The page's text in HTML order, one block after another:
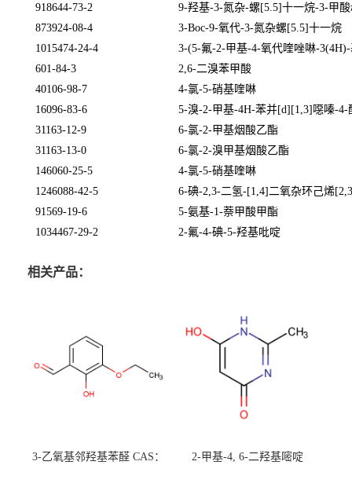
918644-73-2
9-羟基-3-氮杂-螺[5.5]十一烷-3-甲
873924-08-4
3-Boc-9-氧代-3-氮杂螺[5.5]十一烷
1015474-24-4
3-(5-氟-2-甲基-4-氧代喹唑啉-3(4H)-
601-84-3
2,6-二溴苯甲酸
40106-98-7
4-氯-5-硝基喹啉
16096-83-6
5-溴-2-甲基-4H-苯并[d][1,3] 噁嗪-4-
31163-12-9
6-氯-2-甲基烟酸乙酯
31163-13-0
6-氯-2-溴甲基烟酸乙酯
146060-25-5
4-氯-5-硝基喹啉
1246088-42-5
6-碘-2,3-二氢-[1,4]二氧杂环己烯
91569-19-6
5-氨基-1-萘甲酸甲酯
1034467-29-2
2-氟-4-碘-5-羟基吡啶
相关产品：
3-乙氧基邻羟基苯醛 CAS：
2-甲基-4, 6-二羟基嘧啶